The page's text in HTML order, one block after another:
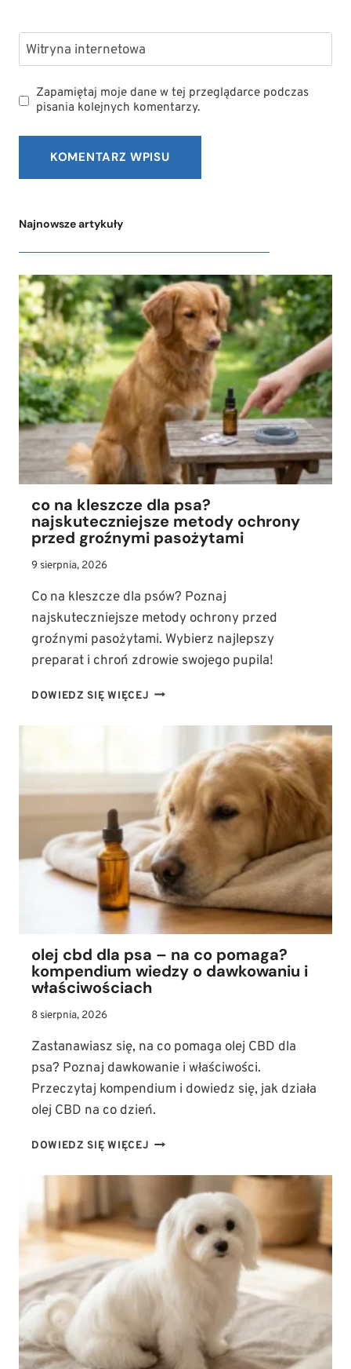
Witryna internetowa
Zapamiętaj moje dane w tej przeglądarce podczas
pisania kolejnych komentarzy.
Najnowsze artykuły
co na kleszcze dla psa?
najskuteczniejsze metody ochrony
przed groźnymi pasożytami
9 sierpnia, 2026
Co na kleszcze dla psów? Poznaj
najskuteczniejsze metody ochrony przed
groźnymi pasożytami. Wybierz najlepszy
preparat i chroń zdrowie swojego pupila!
DOWIEDZ SIĘ WIĘCEJ CO
KLESZCZE
NAJSKUTECZNIEJSZE
METODY
OCHRONY
PRZED
GROŹNYMI
PASOŻYTAMI
olej cbd dla psa – na co pomaga?
kompendium wiedzy o dawkowaniu i
właściwościach
8 sierpnia, 2026
Zastanawiasz się, na co pomaga olej CBD dla
psa? Poznaj dawkowanie i właściwości.
Przeczytaj kompendium i dowiedz się, jak działa
olej CBD na co dzień.
DOWIEDZ SIĘ WIĘCEJ OLEJ
DLA
NA
CO
POMAGA?
KOMPENDIUM
WIEDZY
DAWKOWANIU
I
WŁAŚCIWOŚCIACH